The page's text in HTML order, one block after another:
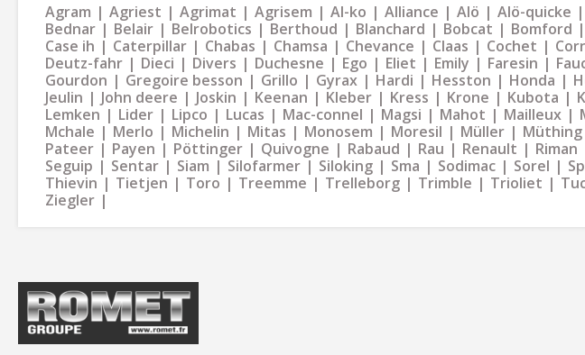
Agram Agriest Agrimat Agrisem Al-ko Alliance Alö Alö-quicke
Bednar
Belair Belrobotics Berthoud Blanchard Bobcat Bomford
Case ih
Caterpillar Chabas Chamsa Chevance Claas Cochet
Deutz-fahr
Dieci Divers Duchesne Ego Eliet Emily Faresin
Gourdon
Gregoire besson Grillo Gyrax Hardi Hesston Honda
Jeulin
John deere Joskin Keenan Kleber Kress Krone Kubota
Lemken
Lider Lipco Lucas Mac-connel Magsi Mahot Mailleux
Mchale
Merlo Michelin Mitas Monosem Moresil Müller Müthing
Pateer
Payen Pöttinger Quivogne Rabaud Rau Renault Riman
Seguip
Sentar Siam Silofarmer Siloking Sma Sodimac Sorel
Thievin
Tietjen Toro Treemme Trelleborg Trimble Trioliet
Ziegler